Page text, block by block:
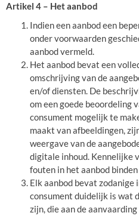
Artikel 4 – Het aanbod
Indien een aanbod een
onder voorwaarden
aanbod vermeld.
Het aanbod bevat een
omschrijving van de
en/of diensten. De
om een goede beoordeling
consument mogelijk te
maakt van afbeeldingen,
weergave van de
digitale inhoud. Kennelijke
fouten in het aanbod
Elk aanbod bevat
consument duidelijk is wat
zijn, die aan de